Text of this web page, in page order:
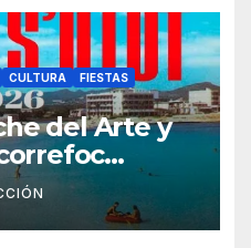
CULTURA
FIESTAS
del Arte y
de Verano